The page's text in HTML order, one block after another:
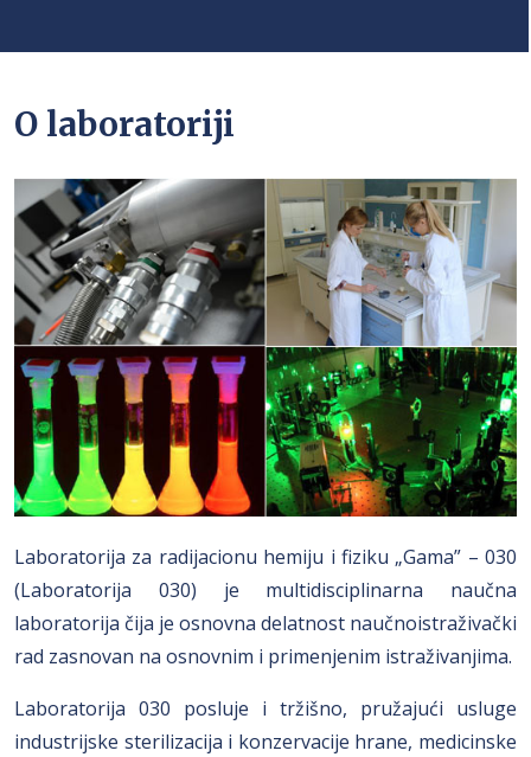
O laboratoriji
Laboratorija za radijacionu hemiju i fiziku „Gama” – 030
(Laboratorija 030) je multidisciplinarna naučna
laboratorija čija je osnovna delatnost naučnoistraživački
rad zasnovan na osnovnim i primenjenim istraživanjima.
Laboratorija 030 posluje i tržišno, pružajući usluge
industrijske sterilizacija i konzervacije hrane, medicinske